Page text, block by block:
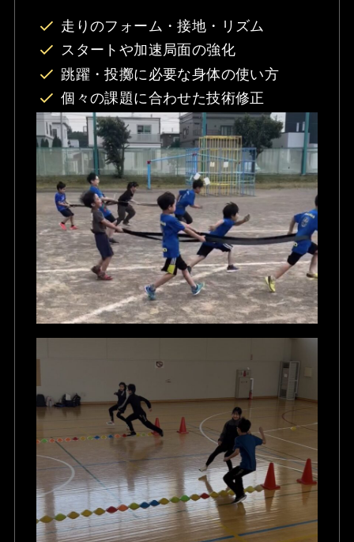
走りのフォーム・接地・リズム
スタートや加速局面の強化
跳躍・投擲に必要な身体の使い方
個々の課題に合わせた技術修正